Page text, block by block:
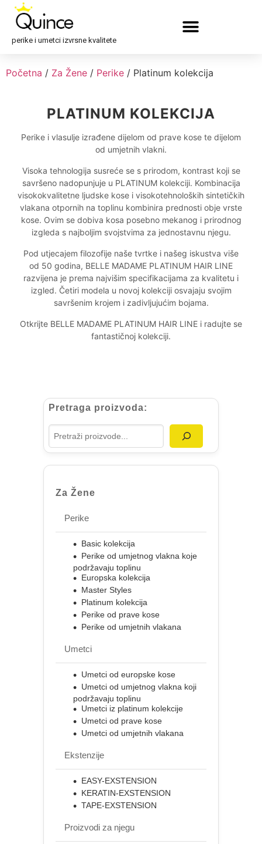
perike i umetci izvrsne kvalitete
Početna / Za Žene / Perike / Platinum kolekcija
PLATINUM KOLEKCIJA
Perike i vlasulje izrađene dijelom od prave kose te dijelom
od umjetnih vlakni.
Visoka tehnologija susreće se s prirodom, kontrast koji se
savršeno nadopunjuje u PLATINUM kolekciji. Kombinacija
visokokvalitetne ljudske kose i visokotehnoloških sintetičkih
vlakana otpornih na toplinu kombinira prednosti obje vrste
kose. Ovim se dobiva kosa posebno mekanog i prirodnog
izgleda s najboljim svojstvima za jednostavnu njegu.
Pod utjecajem filozofije naše tvrtke i našeg iskustva više
od 50 godina, BELLE MADAME PLATINUM HAIR LINE
razvijena je prema najvišim specifikacijama za kvalitetu i
izgled. Četiri modela u novoj kolekciji osvajaju svojim
savršenim krojem i zadivljujućim bojama.
Otkrijte BELLE MADAME PLATINUM HAIR LINE i radujte se
fantastičnoj kolekciji.
Pretraga proizvoda:
Za Žene
Perike
Basic kolekcija
Perike od umjetnog vlakna koje
podržavaju toplinu
Europska kolekcija
Master Styles
Platinum kolekcija
Perike od prave kose
Perike od umjetnih vlakana
Umetci
Umetci od europske kose
Umetci od umjetnog vlakna koji
podržavaju toplinu
Umetci iz platinum kolekcije
Umetci od prave kose
Umetci od umjetnih vlakana
Ekstenzije
EASY-EXSTENSION
KERATIN-EXSTENSION
TAPE-EXSTENSION
Proizvodi za njegu